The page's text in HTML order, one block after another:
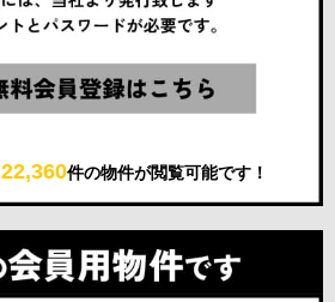
22,360件の物件が閲覧可能です！